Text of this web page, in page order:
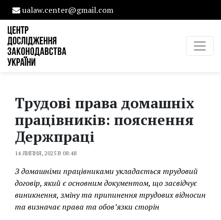
ualaw.center@gmail.com
Трудові права домашніх
працівників: пояснення
Держпраці
14 ЛИПНЯ, 2025 В 08:48
З домашніми працівниками укладається трудовий
договір, який є основним документом, що засвідчує
виникнення, зміну та припинення трудових відносин
та визначає права та обов’язки сторін